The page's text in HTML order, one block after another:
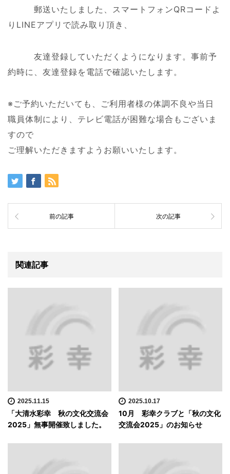
郵送いたしました、スマートフォンQRコードよ
りLINEアプリで読み取り頂き、
友達登録していただくようになります。事前予
約時に、友達登録を電話で確認いたします。
※ご予約いただいても、ご利用者様の体調不良や当日
職員体制により、テレビ電話が困難な場合もございま
すので
ご理解いただきますようお願いいたします。
前の記事 次の記事
関連記事
2025.11.15
「大清水彩幸 秋の文化交流会
2025」無事開催致しました。
2025.10.17
10月 彩幸クラブと「秋の文化
交流会2025」のお知らせ